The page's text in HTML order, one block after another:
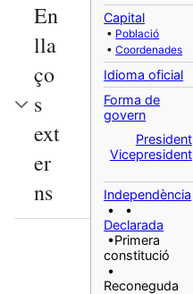
Capital
• Població
•Coordenades
Idioma oficial
Forma de
govern
President
Vicepresident
Independència
• •
Declarada
•Primera
constitució
•
Reconeguda
En
lla
ço
s
ext
er
ns